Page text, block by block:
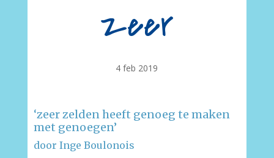
zeer
4 feb 2019
‘zeer zelden heeft genoeg te maken
met genoegen’
door Inge Boulonois